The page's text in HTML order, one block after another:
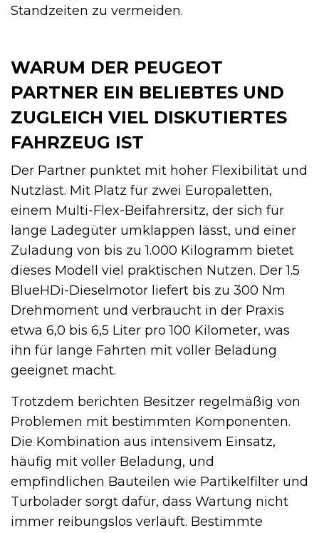
Standzeiten zu vermeiden.
WARUM DER PEUGEOT
PARTNER EIN BELIEBTES UND
ZUGLEICH VIEL DISKUTIERTES
FAHRZEUG IST
Der Partner punktet mit hoher Flexibilität und
Nutzlast. Mit Platz für zwei Euro­paletten,
einem Multi-Flex-Beifahrersitz, der sich für
lange Ladegüter umklappen lässt, und einer
Zuladung von bis zu 1.000 Kilogramm bietet
dieses Modell viel praktischen Nutzen. Der 1.5
BlueHDi-Dieselmotor liefert bis zu 300 Nm
Drehmoment und verbraucht in der Praxis
etwa 6,0 bis 6,5 Liter pro 100 Kilometer, was
ihn für lange Fahrten mit voller Beladung
geeignet macht.
Trotzdem berichten Besitzer regelmäßig von
Problemen mit bestimmten Komponenten.
Die Kombination aus intensivem Einsatz,
häufig mit voller Beladung, und
empfindlichen Bauteilen wie Partikelfilter und
Turbolader sorgt dafür, dass Wartung nicht
immer reibungslos verläuft. Bestimmte